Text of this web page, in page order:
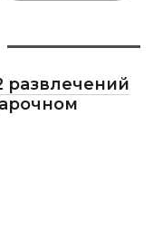
развлечений